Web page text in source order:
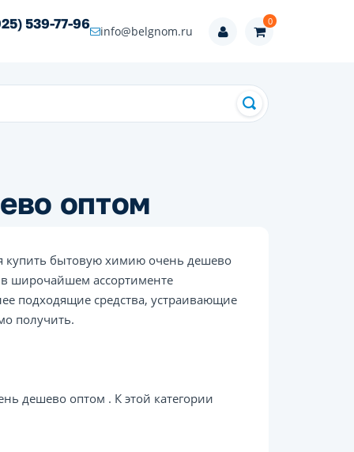
539-77-96 info@belgnom.ru
0
оптом
купить бытовую химию очень дешево
в широчайшем ассортименте
подходящие средства, устраивающие
получить.
дешево оптом . К этой категории